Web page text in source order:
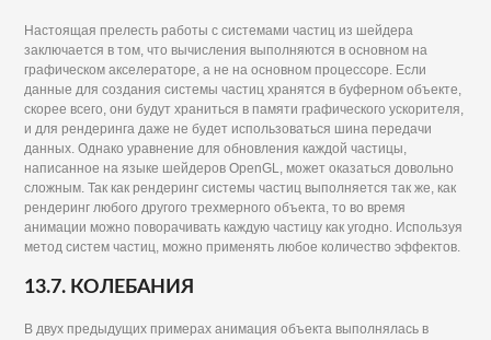
Настоящая прелесть работы с системами частиц из шейдера
заключается в том, что вычисления выполняются в основном на
графическом акселераторе, а не на основном процессоре. Если
данные для создания системы частиц хранятся в буферном объекте,
скорее всего, они будут храниться в памяти графического ускорителя,
и для рендеринга даже не будет использоваться шина передачи
данных. Однако уравнение для обновления каждой частицы,
написанное на языке шейдеров OpenGL, может оказаться довольно
сложным. Так как рендеринг системы частиц выполняется так же, как
рендеринг любого другого трехмерного объекта, то во время
анимации можно поворачивать каждую частицу как угодно. Используя
метод систем частиц, можно применять любое количество эффектов.
13.7. КОЛЕБАНИЯ
В двух предыдущих примерах анимация объекта выполнялась в